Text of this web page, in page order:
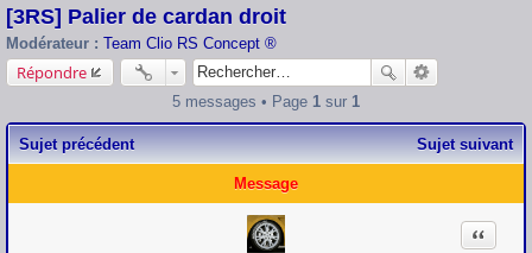
[3RS] Palier de cardan droit
Modérateur : Team Clio RS Concept ®
Répondre
5 messages • Page 1 sur 1
Sujet précédent Sujet suivant
Message
Citation